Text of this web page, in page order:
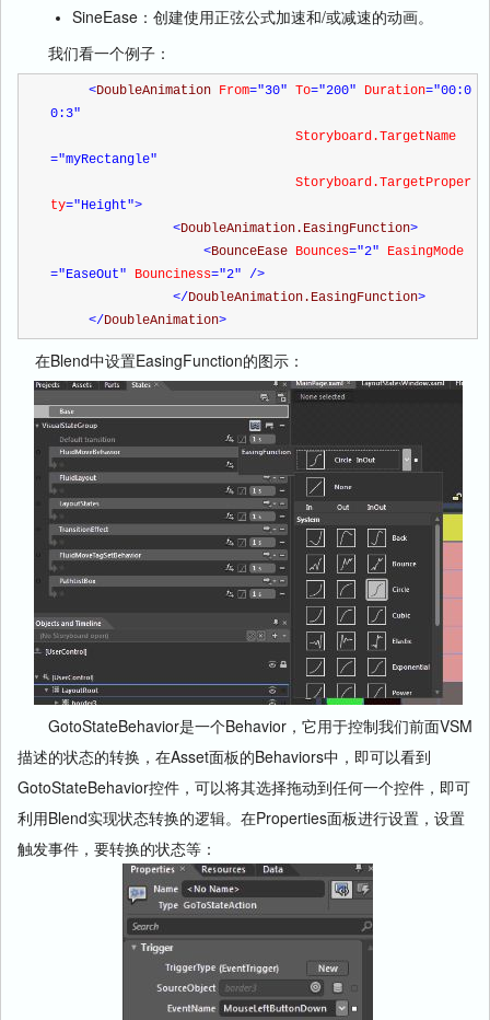
SineEase：创建使用正弦公式加速和/或减速的动画。
我们看一个例子：
<DoubleAnimation From="30" To="200" Duration="00:0
0:3"
                                Storyboard.TargetName
="myRectangle"
ty="Height">
<DoubleAnimation.EasingFunction>
<BounceEase Bounces="2" EasingMode
="EaseOut" Bounciness="2" />
</DoubleAnimation.EasingFunction>
</DoubleAnimation>
在Blend中设置EasingFunction的图示：
GotoStateBehavior是一个Behavior，它用于控制我们前面VSM
描述的状态的转换，在Asset面板的Behaviors中，即可以看到
GotoStateBehavior控件，可以将其选择拖动到任何一个控件，即可
利用Blend实现状态转换的逻辑。在Properties面板进行设置，设置
触发事件，要转换的状态等：